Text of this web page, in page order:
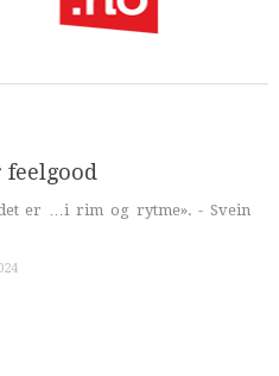
er …i rim og rytme». - Svein